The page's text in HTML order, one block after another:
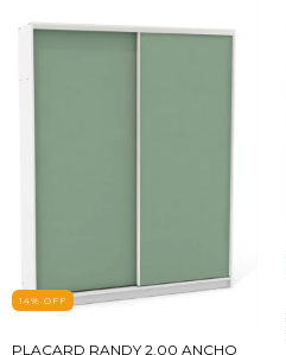
14% OFF
PLACARD RANDY 2.00 ANCHO